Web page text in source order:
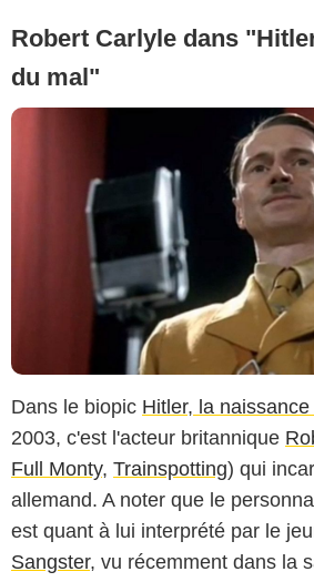
Robert Carlyle dans
du mal"
Dans le biopic Hitler, la
2003, c'est l'acteur britannique
Full Monty, Trainspotting) qui
allemand. A noter que le
est quant à lui interprété par le
Sangster, vu récemment dans la